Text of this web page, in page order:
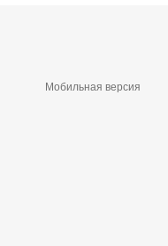
Мобильная версия